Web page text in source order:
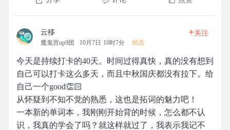
云移
魔鬼营up9团 10月7日 10时7分 精选
+关注
今天是持续打卡的40天。时间过得真快，真的没有想到
自己可以打卡这么多天，而且中秋国庆都没有拉下。给
自己一个good👏🏻
从怀疑到不知不觉的熟悉，这也是拓词的魅力吧！
一本新的单词本，我刚刚开始背的时候，怎么都不认
识，我真的学会了吗？就这样就过了，我表示我记不